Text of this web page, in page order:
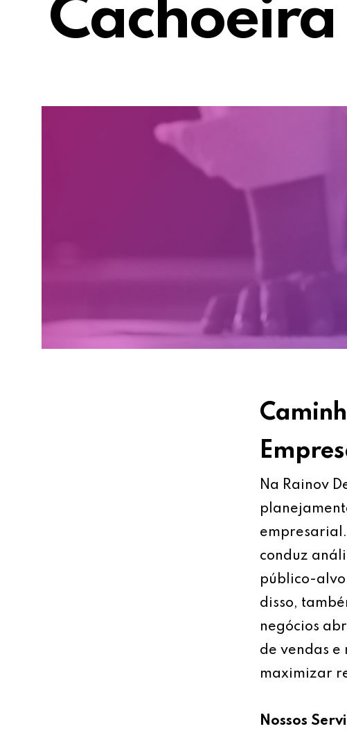
Cachoeira
Na Rainov
conduz
público-
disso,
negócios
de vendas e
maximizar
Nossos